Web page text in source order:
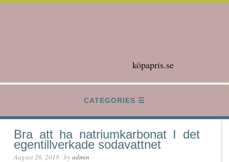
köpapris.se
CATEGORIES
Bra att ha natriumkarbonat I det
egentillverkade sodavattnet
August 26, 2018 · byadmin ·